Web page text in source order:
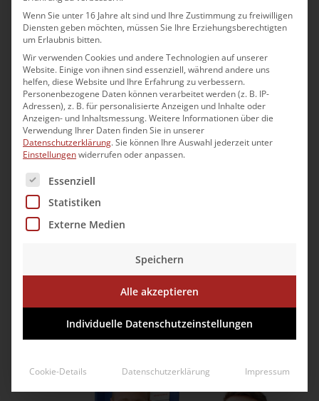
3 Jahre Ausbildung
Fachangestelle/r für Bäderbetriebe
(m/w/d)
Erfolgreicher Abschluss der Mittelschule
3 Jahre Ausbildung
Anlagenmechaniker/in
Erfolgreicher Abschluss der Mittelschule
Wenn Sie unter 16 Jahre alt sind und Ihre Zustimmung zu freiwilligen
Diensten geben möchten, müssen Sie Ihre Erziehungsberechtigten
um Erlaubnis bitten.
Wir verwenden Cookies und andere Technologien auf unserer
Website. Einige von ihnen sind essenziell, während andere uns
helfen, diese Website und Ihre Erfahrung zu verbessern.
Personenbezogene Daten können verarbeitet werden (z. B. IP-
Adressen), z. B. für personalisierte Anzeigen und Inhalte oder
Anzeigen- und Inhaltsmessung.Weitere Informationen über die
Verwendung Ihrer Daten finden Sie in unserer
Datenschutzerklärung.Sie können Ihre Auswahl jederzeit unter
Einstellungenwiderrufen oder anpassen.
Es folgt eine Liste der Service-Gruppen, für die eine
Essenziell
Statistiken
Externe Medien
Speichern
Alle akzeptieren
Individuelle Datenschutzeinstellungen
Cookie-Details Datenschutzerklärung Impressum